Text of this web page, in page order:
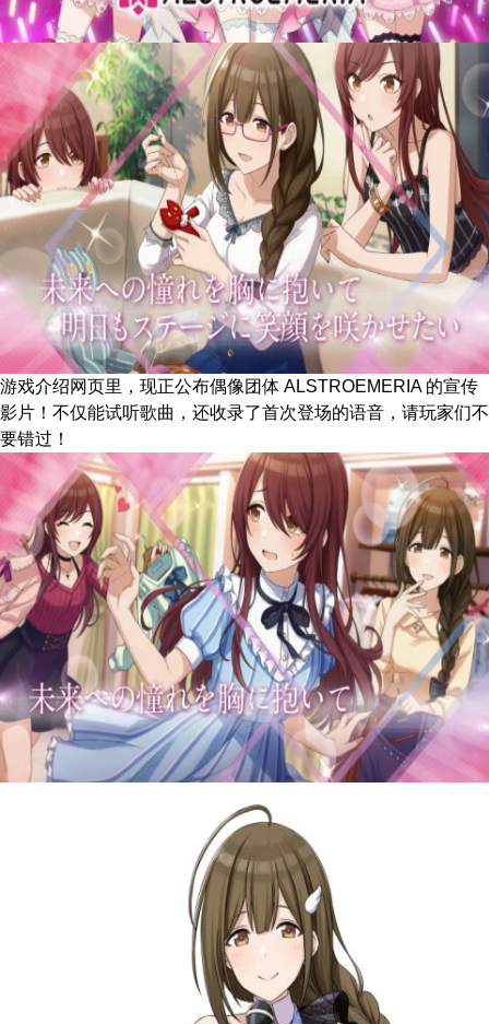
游戏介绍网页里，现正公布偶像团体 ALSTROEMERIA 的宣传
影片！不仅能试听歌曲，还收录了首次登场的语音，请玩家们不
要错过！